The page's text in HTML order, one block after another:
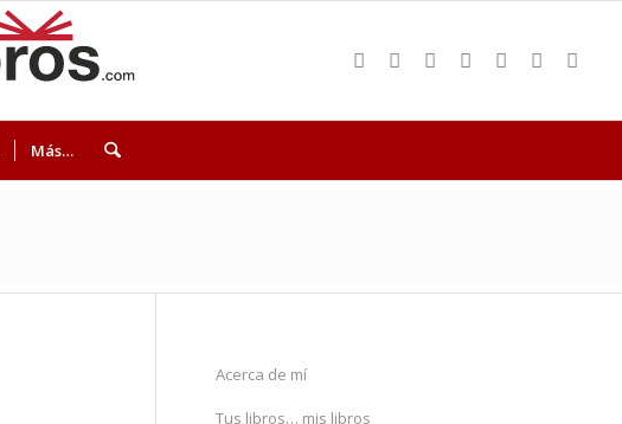
Más…
Acerca de mí
Tus libros… mis libros